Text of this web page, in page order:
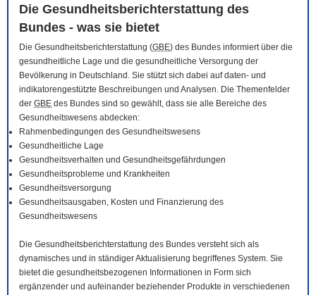
Die Gesundheitsberichterstattung des
Bundes - was sie bietet
Die Gesundheitsberichterstattung (GBE) des Bundes informiert über die
gesundheitliche Lage und die gesundheitliche Versorgung der
Bevölkerung in Deutschland. Sie stützt sich dabei auf daten- und
indikatorengestützte Beschreibungen und Analysen. Die Themenfelder
der GBE des Bundes sind so gewählt, dass sie alle Bereiche des
Gesundheitswesens abdecken:
Rahmenbedingungen des Gesundheitswesens
Gesundheitliche Lage
Gesundheitsverhalten und Gesundheitsgefährdungen
Gesundheitsprobleme und Krankheiten
Gesundheitsversorgung
Gesundheitsausgaben, Kosten und Finanzierung des
Gesundheitswesens
Die Gesundheitsberichterstattung des Bundes versteht sich als
dynamisches und in ständiger Aktualisierung begriffenes System. Sie
bietet die gesundheitsbezogenen Informationen in Form sich
ergänzender und aufeinander beziehender Produkte in verschiedenen